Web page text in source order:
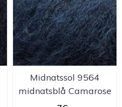
Midnatssol 9564
midnatsblå Camarose